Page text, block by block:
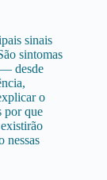
sinais
sintomas
— desde
o
por que
nessas